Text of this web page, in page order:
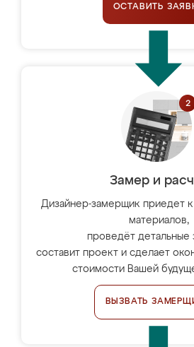
ОСТАВИТЬ
Замер и
Дизайнер-замерщик приедет
материалов,
проведёт детальные
составит проект и сделает
стоимости Вашей
ВЫЗВАТЬ